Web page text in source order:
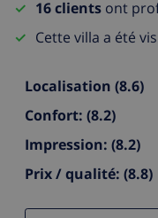
16 clients ont
Cette villa a été
Localisation (8.6)
Confort: (8.2)
Impression: (8.2)
Prix / qualité: (8.8)